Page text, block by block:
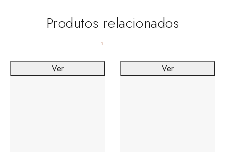
Produtos relacionados
Ver Ver